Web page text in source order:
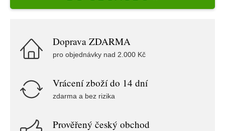
Doprava ZDARMA
pro objednávky nad 2.000 Kč
Vrácení zboží do 14 dní
zdarma a bez rizika
Prověřený český obchod